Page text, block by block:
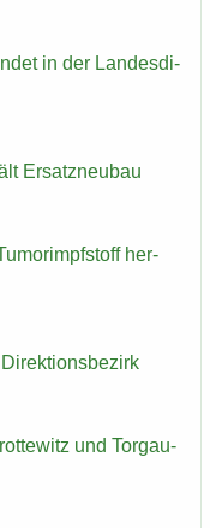
in der Lan­des­di­
Er­satz­neu­bau
her­
und Tor­gau­